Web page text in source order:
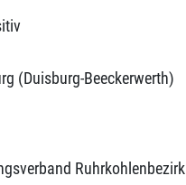
(Duisburg-Beeckerwerth)
Ruhrkohlenbezirk